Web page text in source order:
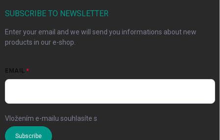
SUBSCRIBE TO NEWSLETTER
Enter your email and we will send you informations about new
products in our e-shop.
EMAIL
Vložením e-mailu souhlasíte s
Subscribe